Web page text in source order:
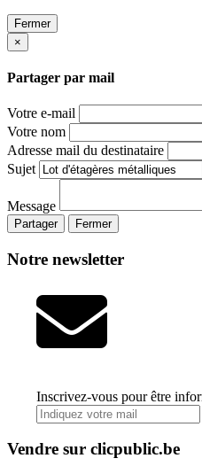
Fermer
×
Partager par mail
Votre e-mail
Votre nom
Adresse mail du destinataire
Sujet
Message
Partager Fermer
Notre newsletter
Inscrivez-vous pour être
Vendre sur clicpublic.be